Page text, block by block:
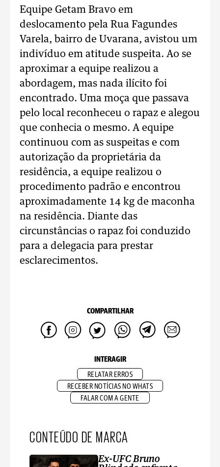
Equipe Getam Bravo em
deslocamento pela Rua Fagundes
Varela, bairro de Uvarana, avistou um
indivíduo em atitude suspeita. Ao se
aproximar a equipe realizou a
abordagem, mas nada ilícito foi
encontrado. Uma moça que passava
pelo local reconheceu o rapaz e alegou
que conhecia o mesmo. A equipe
continuou com as suspeitas e com
autorização da proprietária da
residência, a equipe realizou o
procedimento padrão e encontrou
aproximadamente 14 kg de maconha
na residência. Diante das
circunstâncias o rapaz foi conduzido
para a delegacia para prestar
esclarecimentos.
COMPARTILHAR
INTERAGIR
RELATAR ERROS
RECEBER NOTÍCIAS NO WHATS
FALAR COM A GENTE
CONTEÚDO DE MARCA
Ex-UFC Bruno